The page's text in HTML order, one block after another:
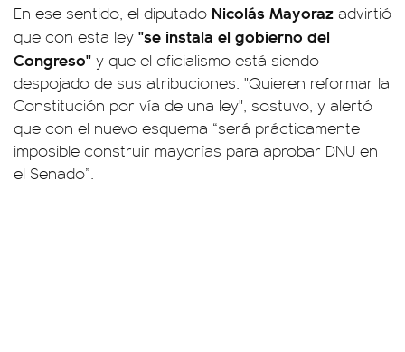
En ese sentido, el diputado Nicolás Mayoraz advirtió
que con esta ley "se instala el gobierno del
Congreso" y que el oficialismo está siendo
despojado de sus atribuciones. "Quieren reformar la
Constitución por vía de una ley", sostuvo, y alertó
que con el nuevo esquema “será prácticamente
imposible construir mayorías para aprobar DNU en
el Senado”.